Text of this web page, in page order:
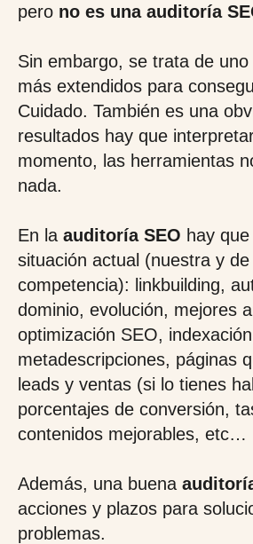
pero no es una auditoría
Sin embargo, se trata de
más extendidos para
Cuidado. También es una
resultados hay que
momento, las herramientas
nada.
En la auditoría SEO hay
situación actual (nuestra y de
competencia): linkbuilding,
dominio, evolución, mejores
optimización SEO,
metadescripciones, páginas
leads y ventas (si lo tienes
porcentajes de conversión,
contenidos mejorables, etc…
Además, una buena
acciones y plazos para
problemas.